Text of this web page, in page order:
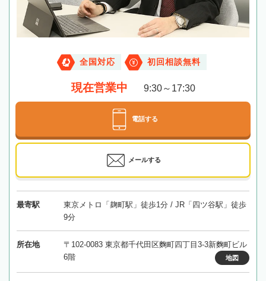
全国対応 初回相談無料
現在営業中 9:30～17:30
電話する
メールする
最寄駅
東京メトロ「麹町駅」徒歩1分 / JR「四ツ谷駅」徒歩
9分
所在地
〒102-0083 東京都千代田区麴町四丁目3-3新麴町ビル
6階
地図